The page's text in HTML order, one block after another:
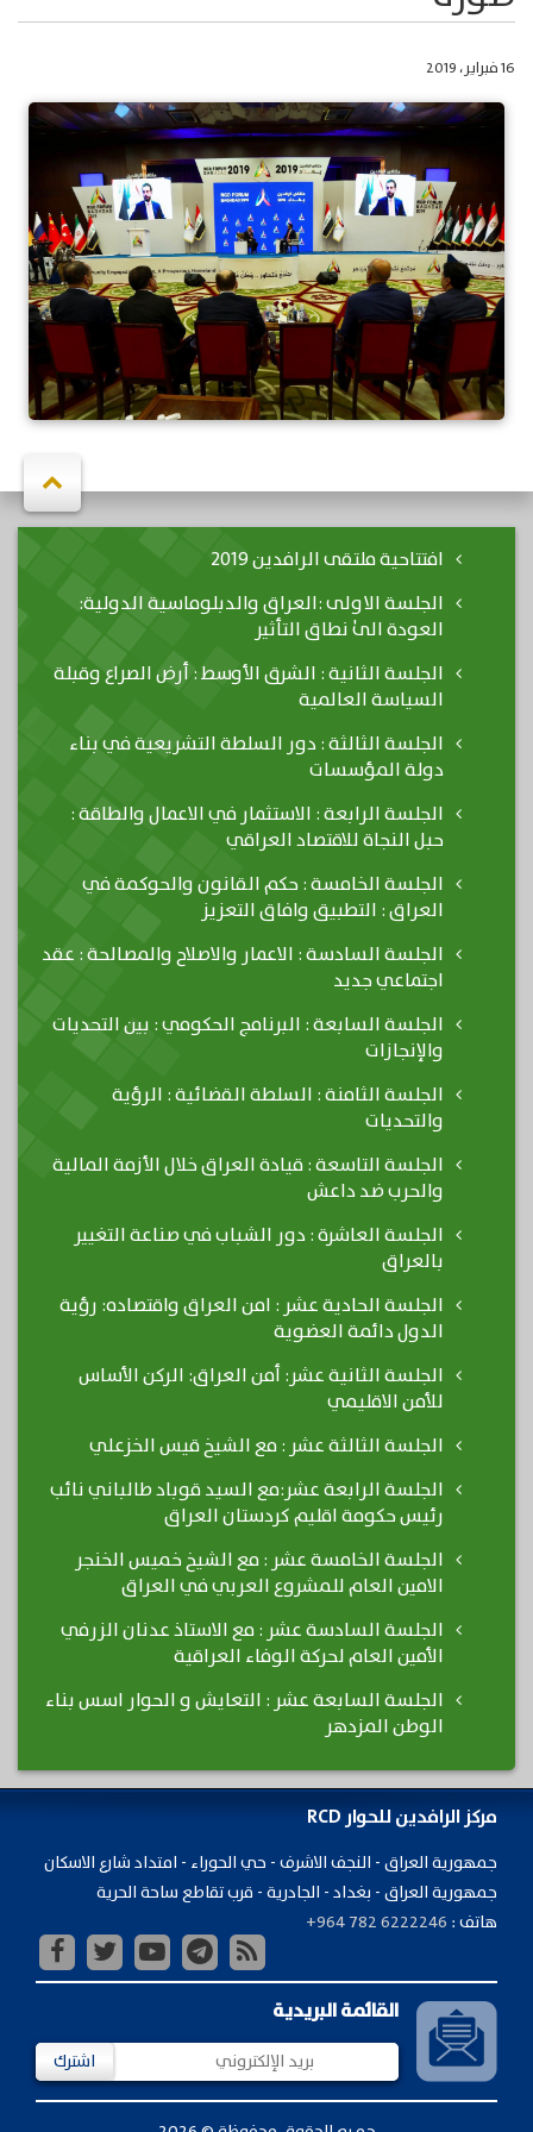
16 فبراير، 2019
افتتاحية ملتقى الرافدين 2019
الجلسة الاولى :العراق والدبلوماسية الدولية:
العودة الىٰ نطاق التأثير
الجلسة الثانية : الشرق الأوسط : أرض الصراع وقبلة
السياسة العالمية
الجلسة الثالثة : دور السلطة التشريعية في بناء
دولة المؤسسات
الجلسة الرابعة : الاستثمار في الاعمال والطاقة :
حبل النجاة للاقتصاد العراقي
الجلسة الخامسة : حكم القانون والحوكمة في
العراق : التطبيق وافاق التعزيز
الجلسة السادسة : الاعمار والاصلاح والمصالحة : عقد
اجتماعي جديد
الجلسة السابعة : البرنامج الحكومي : بين التحديات
والإنجازات
الجلسة الثامنة : السلطة القضائية : الرؤية
والتحديات
الجلسة التاسعة : قيادة العراق خلال الأزمة المالية
والحرب ضد داعش
الجلسة العاشرة : دور الشباب في صناعة التغيير
بالعراق
الجلسة الحادية عشر : امن العراق واقتصاده: رؤية
الدول دائمة العضوية
الجلسة الثانية عشر: أمن العراق: الركن الأساس
للأمن الاقليمي
الجلسة الثالثة عشر : مع الشيخ قيس الخزعلي
الجلسة الرابعة عشر:مع السيد قوباد طالباني نائب
رئيس حكومة اقليم كردستان العراق
الجلسة الخامسة عشر : مع الشيخ خميس الخنجر
الامين العام للمشروع العربي في العراق
الجلسة السادسة عشر : مع الاستاذ عدنان الزرفي
الأمين العام لحركة الوفاء العراقية
الجلسة السابعة عشر : التعايش و الحوار اسس بناء
الوطن المزدهر
مركز الرافدين للحوار RCD
جمهورية ​العراق - النجف الاشرف - حي الحوراء - امتداد شارع الاسكان
جمهورية العراق - بغداد - الجادرية - قرب تقاطع ساحة الحرية
هاتف : +964 782 6222246
القائمة البريدية
اشترك